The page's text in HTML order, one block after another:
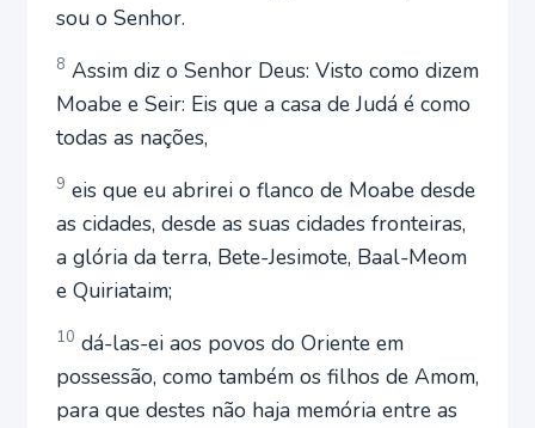
sou o Senhor.
8 Assim diz o Senhor Deus: Visto como dizem
Moabe e Seir: Eis que a casa de Judá é como
todas as nações,
9 eis que eu abrirei o flanco de Moabe desde
as cidades, desde as suas cidades fronteiras,
a glória da terra, Bete-Jesimote, Baal-Meom
e Quiriataim;
10 dá-las-ei aos povos do Oriente em
possessão, como também os filhos de Amom,
para que destes não haja memória entre as